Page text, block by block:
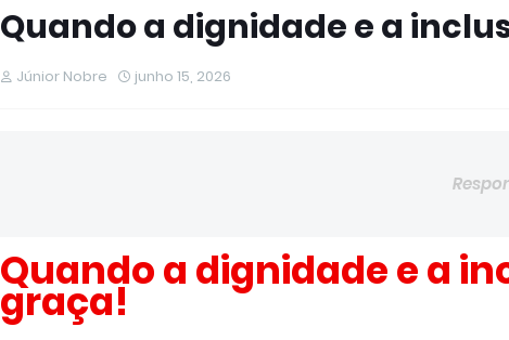
Quando a dignidade e a
Júnior Nobre junho 15, 2026
Quando a dignidade e a
graça!